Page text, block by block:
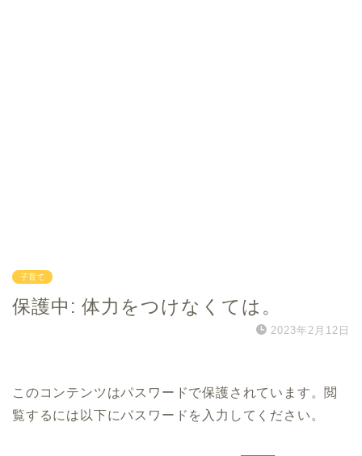
子育て
保護中: 体力をつけなくては。
2023年2月12日
このコンテンツはパスワードで保護されています。閲
覧するには以下にパスワードを入力してください。